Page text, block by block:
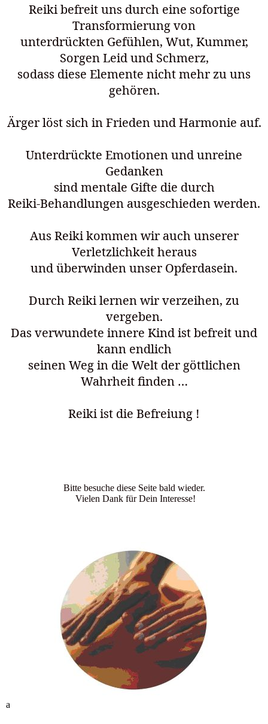
Reiki befreit uns durch eine sofortige
Transformierung von
unterdrückten Gefühlen, Wut, Kummer,
Sorgen Leid und Schmerz,
sodass diese Elemente nicht mehr zu uns
gehören.
Ärger löst sich in Frieden und Harmonie auf.
Unterdrückte Emotionen und unreine
Gedanken
sind mentale Gifte die durch
Reiki-Behandlungen ausgeschieden werden.
Aus Reiki kommen wir auch unserer
Verletzlichkeit heraus
und überwinden unser Opferdasein.
Durch Reiki lernen wir verzeihen, zu
vergeben.
Das verwundete innere Kind ist befreit und
kann endlich
seinen Weg in die Welt der göttlichen
Wahrheit finden …
Reiki ist die Befreiung !
Bitte besuche diese Seite bald wieder.
Vielen Dank für Dein Interesse!
a